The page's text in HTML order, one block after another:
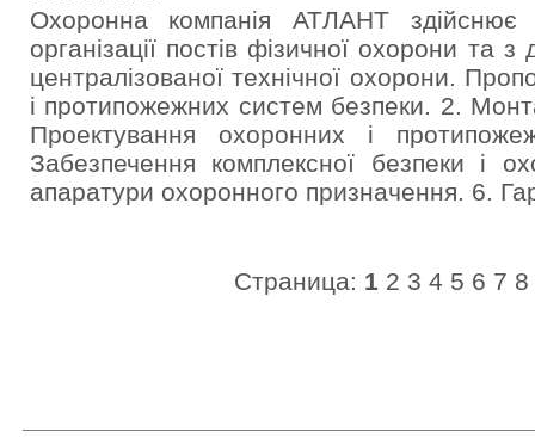
Охоронна компанія АТЛАНТ здійснює
організації постів фізичної охорони та
централізованої технічної охорони.
і протипожежних систем безпеки. 2.
Проектування охоронних і
Забезпечення комплексної безпеки і
апаратури охоронного призначення. 6.
Страница: 1 2 3 4 5 6 7 8